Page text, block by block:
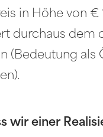
in Höhe von
durchaus dem
(Bedeutung
wir einer